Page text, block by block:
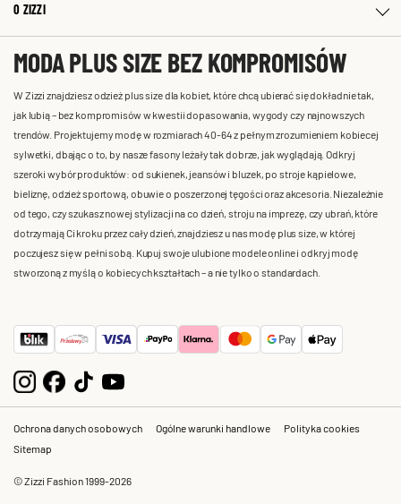
O ZIZZI
MODA PLUS SIZE BEZ KOMPROMISÓW
W Zizzi znajdziesz odzież plus size dla kobiet, które chcą ubierać się dokładnie tak,
jak lubią – bez kompromisów w kwestii dopasowania, wygody czy najnowszych
trendów. Projektujemy modę w rozmiarach 40-64 z pełnym zrozumieniem kobiecej
sylwetki, dbając o to, by nasze fasony leżały tak dobrze, jak wyglądają. Odkryj
szeroki wybór produktów: od sukienek, jeansów i bluzek, po stroje kąpielowe,
bieliznę, odzież sportową, obuwie o poszerzonej tęgości oraz akcesoria. Niezależnie
od tego, czy szukasz nowej stylizacji na co dzień, stroju na imprezę, czy ubrań, które
dotrzymają Ci kroku przez cały dzień, znajdziesz u nas modę plus size, w której
poczujesz się w pełni sobą. Kupuj swoje ulubione modele online i odkryj modę
stworzoną z myślą o kobiecych kształtach – a nie tylko o standardach.
Ochrona danych osobowych Ogólne warunki handlowe
Polityka cookies
Sitemap
© Zizzi Fashion 1999-2026